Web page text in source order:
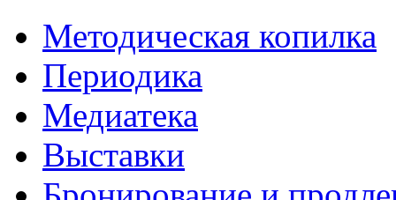
Методическая копилка
Периодика
Медиатека
Выставки